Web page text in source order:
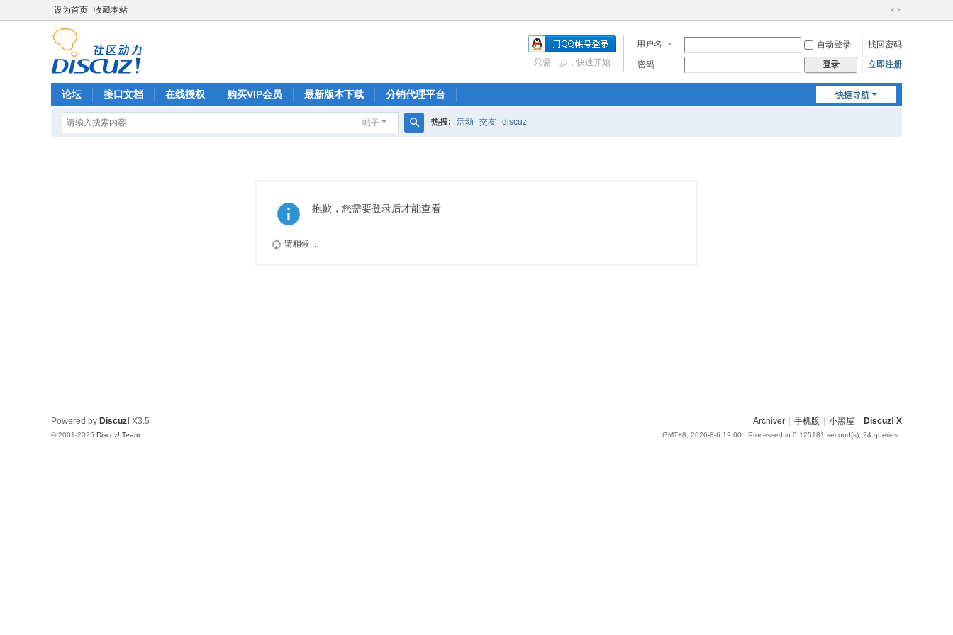
设为首页 收藏本站
切
到
宽
用户名 自动登录
找回密码
密码
登录 立即注册
只需一步，快速开始
快捷导航
论坛 接口文档 在线授权 购买VIP会员 最新版本下载 分销代理平台
帖子 热搜: 活动 交友 discuz
抱歉，您需要登录后才能查看
请稍候...
Archiver 手机版 小黑屋 Discuz! X
GMT+8, 2026-8-6 19:00 , Processed in 0.125181 second(s), 24 queries .
Powered by Discuz! X3.5
© 2001-2025 Discuz! Team